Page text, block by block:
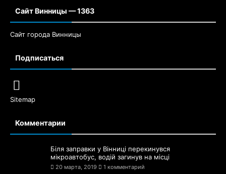
Сайт Винницы — 1363
Сайт города Винницы
Подписаться
Sitemap
Комментарии
Біля заправки у Вінниці перекинувся
мікроавтобус, водій загинув на місці
20 марта, 2019 1 комментарий